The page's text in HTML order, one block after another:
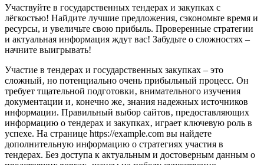
Участвуйте в государственных тендерах и закупках с
лёгкостью! Найдите лучшие предложения, сэкономьте время и
ресурсы, и увеличьте свою прибыль. Проверенные стратегии
и актуальная информация ждут вас! Забудьте о сложностях –
начните выигрывать!
Участие в тендерах и государственных закупках – это
сложный‚ но потенциально очень прибыльный процесс. Он
требует тщательной подготовки‚ внимательного изучения
документации и‚ конечно же‚ знания надежных источников
информации. Правильный выбор сайтов‚ предоставляющих
информацию о тендерах и закупках‚ играет ключевую роль в
успехе. На странице https://example.com вы найдете
дополнительную информацию о стратегиях участия в
тендерах. Без доступа к актуальным и достоверным данным о